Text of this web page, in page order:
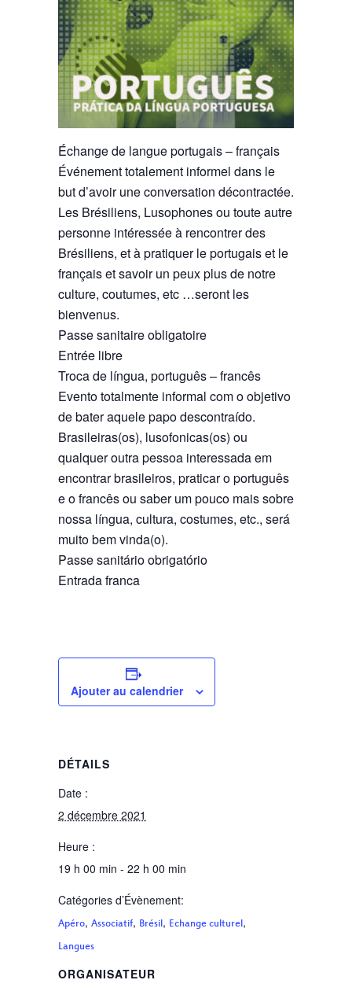
Échange de langue portugais – français
Événement totalement informel dans le
but d’avoir une conversation décontractée.
Les Brésiliens, Lusophones ou toute autre
personne intéressée à rencontrer des
Brésiliens, et à pratiquer le portugais et le
français et savoir un peux plus de notre
culture, coutumes, etc …seront les
bienvenus.
Passe sanitaire obligatoire
Entrée libre
Troca de língua, português – francês
Evento totalmente informal com o objetivo
de bater aquele papo descontraído.
Brasileiras(os), lusofonicas(os) ou
qualquer outra pessoa interessada em
encontrar brasileiros, praticar o português
e o francês ou saber um pouco mais sobre
nossa língua, cultura, costumes, etc., será
muito bem vinda(o).
Passe sanitário obrigatório
Entrada franca
Ajouter au calendrier
DÉTAILS
Date :
2 décembre 2021
Heure :
19 h 00 min - 22 h 00 min
Catégories d’Évènement:
Apéro, Associatif, Brésil, Echange culturel,
Langues
ORGANISATEUR